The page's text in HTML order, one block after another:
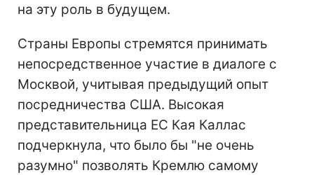
на эту роль в будущем.
Страны Европы стремятся принимать
непосредственное участие в диалоге с
Москвой, учитывая предыдущий опыт
посредничества США. Высокая
представительница ЕС Кая Каллас
подчеркнула, что было бы "не очень
разумно" позволять Кремлю самому